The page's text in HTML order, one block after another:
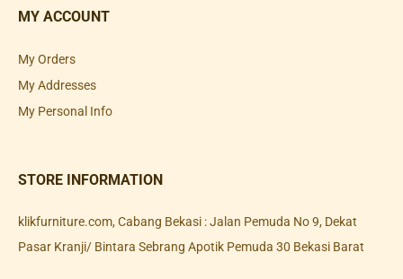
MY ACCOUNT
My Orders
My Addresses
My Personal Info
STORE INFORMATION
klikfurniture.com, Cabang Bekasi : Jalan Pemuda No 9, Dekat
Pasar Kranji/ Bintara Sebrang Apotik Pemuda 30 Bekasi Barat